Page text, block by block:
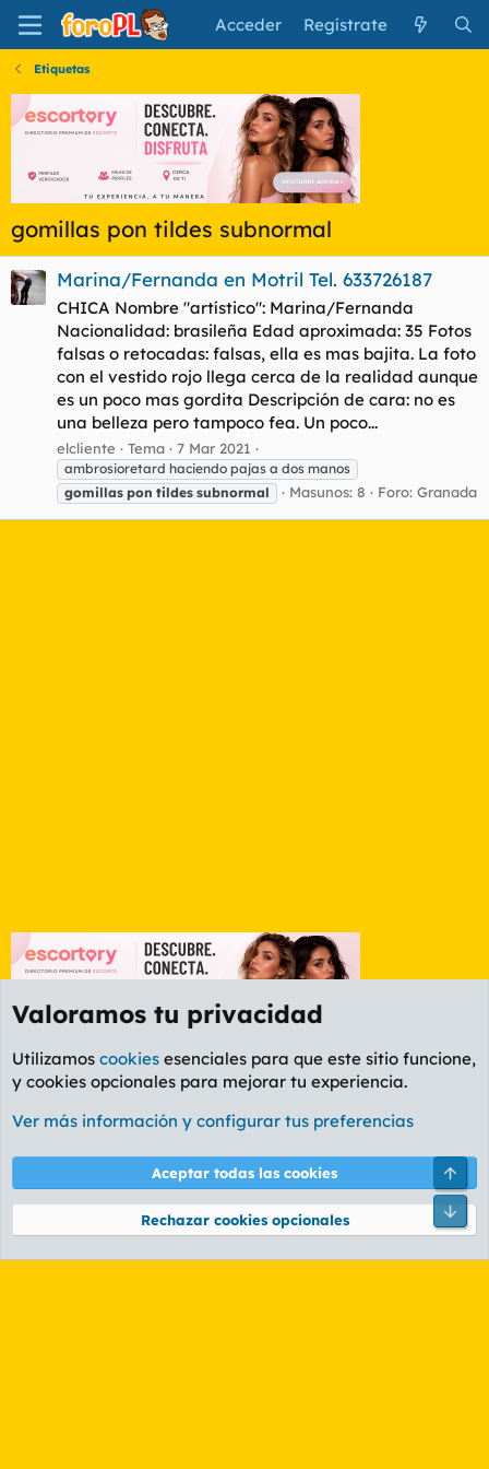
Acceder Regístrate
Etiquetas
gomillas pon tildes subnormal
Marina/Fernanda en Motril Tel. 633726187
CHICA Nombre "artístico": Marina/Fernanda
Nacionalidad: brasileña Edad aproximada: 35 Fotos
falsas o retocadas: falsas, ella es mas bajita. La foto
con el vestido rojo llega cerca de la realidad aunque
es un poco mas gordita Descripción de cara: no es
una belleza pero tampoco fea. Un poco...
elcliente Tema 7 Mar 2021
ambrosioretard haciendo pajas a dos manos
gomillas pon tildes subnormal Masunos: 8 Foro: Granada
Etiquetas
Cookies
PL OLDSTYLE AMARILLO
Términos y reglas Política de privacidad Ayuda
Community platform by XenForo® © 2010-2026 XenForo Ltd.
Valoramos tu privacidad
Utilizamos cookies esenciales para que este sitio funcione,
y cookies opcionales para mejorar tu experiencia.
Ver más información y configurar tus preferencias
Aceptar todas las cookies
Rechazar cookies opcionales
Pie